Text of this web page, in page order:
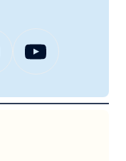
YouTube